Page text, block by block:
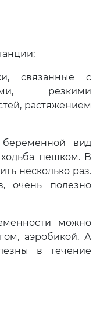
связанные с
резкими
растяжением
вид
ходьба пешком. В
несколько раз.
очень полезно
можно
аэробикой. А
в течение